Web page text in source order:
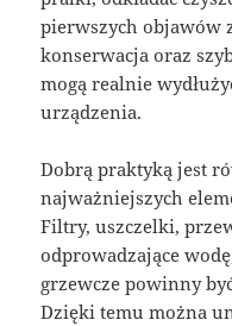
pierwszych objawów
konserwacja oraz
mogą realnie
urządzenia.
Dobrą praktyką jest
najważniejszych
Filtry, uszczelki,
odprowadzające
grzewcze powinny
Dzięki temu można